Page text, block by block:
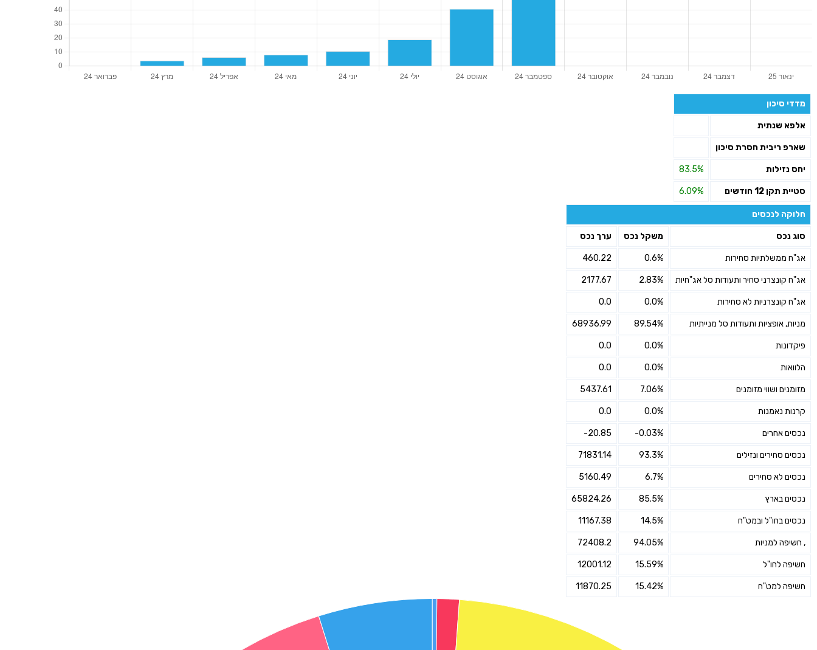
מדדי סיכון
אלפא שנתית
שארפ ריבית חסרת סיכון
יחס נזילות 83.5%
סטיית תקן 12 חודשים 6.09%
חלוקה לנכסים
סוג נכס משקל נכס ערך נכס
אג"ח ממשלתיות סחירות 0.6%
460.22
אג"ח קונצרני סחיר ותעודות סל אג"חיות 2.83%
2177.67
אג"ח קונצרניות לא סחירות 0.0%
0.0
מניות, אופציות ותעודות סל מנייתיות 89.54%
68936.99
פיקדונות 0.0%
0.0
הלוואות 0.0%
0.0
מזומנים ושווי מזומנים 7.06%
5437.61
קרנות נאמנות 0.0%
0.0
נכסים אחרים -0.03%
-20.85
נכסים סחירים ונזילים 93.3%
71831.14
נכסים לא סחירים 6.7%
5160.49
נכסים בארץ 85.5%
65824.26
נכסים בחו"ל ובמט"ח 14.5%
11167.38
, חשיפה למניות 94.05%
72408.2
חשיפה לחו"ל 15.59%
12001.12
חשיפה למט"ח 15.42%
11870.25